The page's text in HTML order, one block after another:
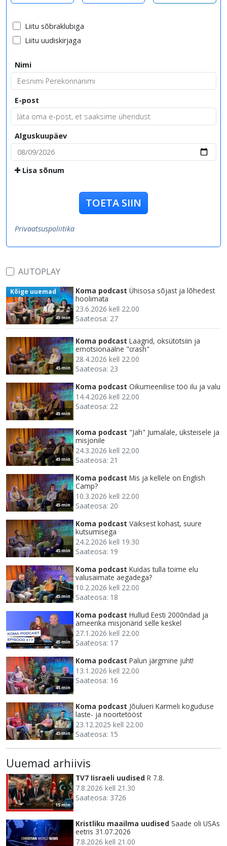
Liitu sõbraklubiga
Liitu uudiskirjaga
Nimi
E-post
Alguskuupäev
Lisa sõnum
TOETA SIIN
Privaatsuspoliitika
AUTOPLAY
45 min
Kõige uuemad Koma podcast Ühisosa sõjast ja lõhedest
hoolimata
23.6.2026 kell 22.00
Saateosa: 27
45 min
Koma podcast Laagrid, oksütotsiin ja
emotsionaalne "crash"
28.4.2026 kell 22.00
Saateosa: 23
45 min
Koma podcast Oikumeenilise töö ilu ja valu
14.4.2026 kell 22.00
Saateosa: 22
45 min
Koma podcast "Jah" Jumalale, üksteisele ja
misjonile
24.3.2026 kell 22.00
Saateosa: 21
45 min
Koma podcast Mis ja kellele on English
Camp?
10.3.2026 kell 22.00
Saateosa: 20
45 min
Koma podcast Väiksest kohast, suure
kutsumisega
24.2.2026 kell 19.30
Saateosa: 19
45 min
Koma podcast Kuidas tulla toime elu
valusaimate aegadega?
10.2.2026 kell 22.00
Saateosa: 18
45 min
Koma podcast Hullud Eesti 2000ndad ja
ameerika misjonärid selle keskel
27.1.2026 kell 22.00
Saateosa: 17
45 min
Koma podcast Palun järgmine juht!
13.1.2026 kell 22.00
Saateosa: 16
45 min
Koma podcast Jõulueri Karmeli koguduse
laste- ja noortetööst
23.12.2025 kell 22.00
Saateosa: 15
Uuemad arhiivis
15 min
TV7 Iisraeli uudised R 7.8.
7.8.2026 kell 21.30
Saateosa: 3726
Kristliku maailma uudised Saade oli USAs
eetris 31.07.2026
7.8.2026 kell 21.00